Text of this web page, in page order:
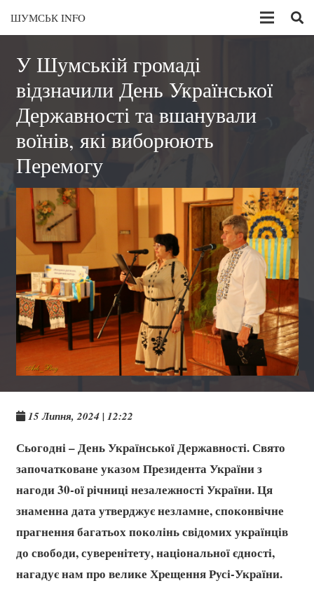
ШУМСЬК INFO
У Шумській громаді
відзначили День Української
Державності та вшанували
воїнів, які виборюють
Перемогу
15 Липня, 2024 | 12:22
Сьогодні – День Української Державності. Свято
започатковане указом Президента України з
нагоди 30-ої річниці незалежності України. Ця
знаменна дата утверджує незламне, споконвічне
прагнення багатьох поколінь свідомих українців
до свободи, суверенітету, національної єдності,
нагадує нам про велике Хрещення Русі-України.